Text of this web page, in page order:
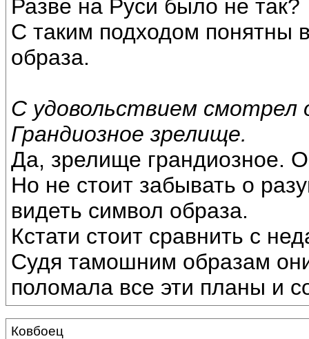
Разве на Руси было не так?
С таким подходом понятны
образа.
С удовольствием
Грандиозное зрелище.
Да, зрелище грандиозное.
Но не стоит забывать о
видеть символ образа.
Кстати стоит сравнить с
Судя тамошним образам
поломала все эти планы и
Ковбоец